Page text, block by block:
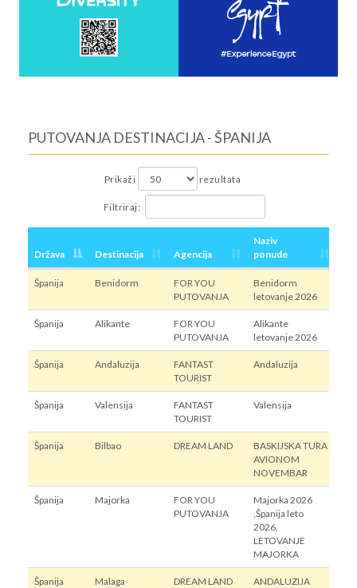
PUTOVANJA DESTINACIJA - ŠPANIJA
Prikaži rezultata
Filtriraj:
Država Destinacija Agencija
Naziv
ponude
Španija Benidorm
FOR YOU
PUTOVANJA
Benidorm
letovanje 2026
Španija Alikante
FOR YOU
PUTOVANJA
Alikante
letovanje 2026
Španija Andaluzija
FANTAST
TOURIST
Andaluzija
Španija Valensija
FANTAST
TOURIST
Valensija
Španija Bilbao DREAM LAND
BASKIJSKA TURA
AVIONOM
NOVEMBAR
Španija Majorka
FOR YOU
PUTOVANJA
Majorka 2026
,Španija leto
2026,
LETOVANJE
MAJORKA
Španija Malaga DREAM LAND
ANDALUZIJA